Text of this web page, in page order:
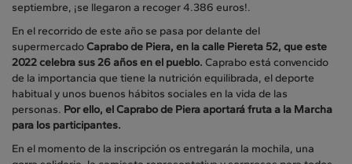
septiembre, ¡se llegaron a recoger 4.386 euros!.
En el recorrido de este año se pasa por delante del
supermercadoCaprabo de Piera, en la calle Piereta 52, que este
2022 celebra sus 26 años en el pueblo. Caprabo está convencido
de la importancia que tiene la nutrición equilibrada, el deporte
habitual y unos buenos hábitos sociales en la vida de las
personas. Por ello, el Caprabo de Piera aportará fruta a la Marcha
para los participantes.
En el momento de la inscripción os entregarán la mochila, una